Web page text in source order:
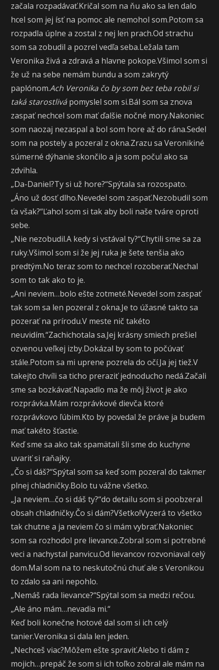
začala rozpadávať.Kričal som na ňu ako sa len dalo
hcel som jej ísť na pomoc ale nemohol som.Potom sa
rozpadla úplne a zostal z nej len prach.Od strachu
som sa zobudil a pozrel vedľa seba.Ležala tam
Veronika živá a zdravá a hlavne pokope.Všimol som si
že už na sebe nemám bundu a som zakrytý
paplónom.Ach Veronika čo by som bez teba robil si
taká starostlivápomyslel som si.Bál som sa znova
zaspať nechcel som mať ďalšie nočné mory.Nakoniec
som naozaj nezaspal a bol som hore až do rána.Sedel
som na postely a pozeral z okna.Zrazu sa Veronikiné
súmerné dýhanie skončilo a ja som počul ako sa
zdvihla.
„Da-Daniel?Ty si už hore?“Spýtala sa rozospato.
„Áno už dosť dlho.Nevedel som zaspať.Nezobudil som
ťa však?“Ľahol som si tak aby boli naše tváre oproti
sebe.
„Nie nezobudil.A kedy si vstával ty?“Chytili sme sa za
ruky.Všimol som si že jej ruka je šete tenšia ako
predtým.No teraz som to nechcel rozoberať.Nechal
som to tak ako to je.
„Ani neviem…bolo ešte zotmeté.Nevedel som zaspať
tak som sa len pozeral z okna.Je to úžasné takto sa
pozerať na prírodu.V meste nič takéto
neuvidím.“Zachichotala sa.Jej krásny smiech prešiel
ozvenou veľkej izby.Dokázal by som to počúvať
stále.Potom sa mi uprene pozrela do očí.Ja jej tiež.V
takejto chvíli sa ticho preraziť jednoducho nedá.Začali
sme sa bozkávať.Napadlo ma že môj život je ako
rozprávka.Mám rozprávkové dievča ktoré
rozprávkovo ľúbim.Kto by povedal že práve ja budem
mať takéto šťastie.
Keď sme sa ako tak spamätali šli sme do kuchyne
uvariť si raňajky.
„Čo si dáš?“Spýtal som sa keď som pozeral do takmer
plnej chladničky.Bolo tu vážne všetko.
„Ja neviem…čo si dáš ty?“do detailu som si poobzeral
obsah chladničky.Čo si dám?Všetko!Vyzerá to všetko
tak chutne a ja neviem čo si mám vybrať.Nakoniec
som sa rozhodol pre lievance.Zobral som si potrebné
veci a nachystal panvicu.Od lievancov rozvoniaval celý
dom.Mal som na to neskutočnú chuť ale s Veronikou
to zdalo sa ani nepohlo.
„Nemáš rada lievance?“Spýtal som sa medzi rečou.
„Ale áno mám…nevadia mi.“
Keď boli konečne hotové dal som si ich celý
tanier.Veronika si dala len jeden.
„Nechceš viac?Môžem ešte spraviť.Alebo ti dám z
mojich…prepáč že som si ich toľko zobral ale mám na